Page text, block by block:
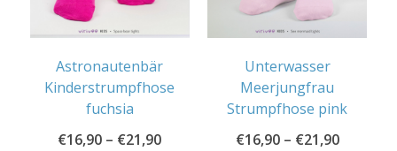
Astronautenbär
Kinderstrumpfhose
fuchsia
€16,90 – €21,90
Unterwasser
Meerjungfrau
Strumpfhose pink
€16,90– €21,90